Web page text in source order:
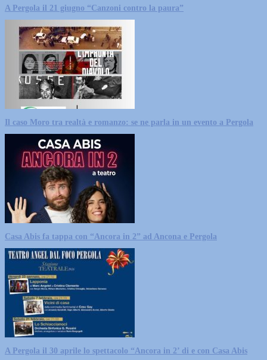
A Pergola il 21 giugno “Canzoni contro la paura”
Il caso Moro tra realtà e romanzo: se ne parla in un evento a Pergola
Casa Abis fa tappa con “Ancora in 2” ad Ancona e Pergola
A Pergola il 30 aprile lo spettacolo “Ancora in 2’ di e con Casa Abis